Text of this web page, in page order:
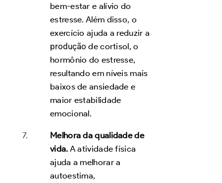
bem-estar e alívio do
estresse. Além disso, o
exercício ajuda a reduzir a
produção de cortisol, o
hormônio do estresse,
resultando em níveis mais
baixos de ansiedade e
maior estabilidade
emocional.
Melhora da qualidade de
vida. A atividade física
ajuda a melhorar a
autoestima,